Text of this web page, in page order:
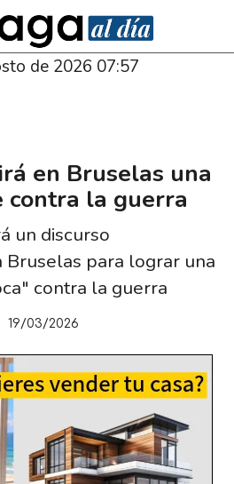
de 2026 07:57
en Bruselas una
contra la guerra
un discurso
para lograr una
contra la guerra
19/03/2026